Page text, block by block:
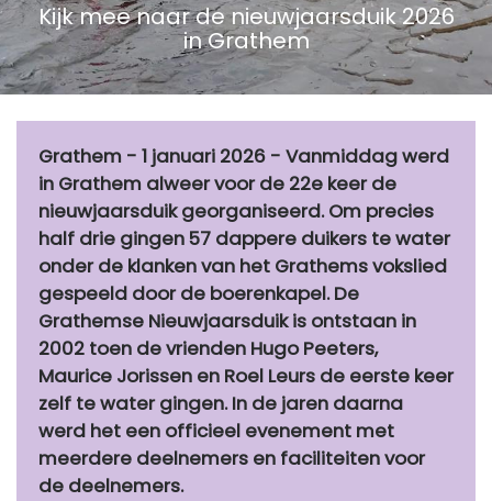
Kijk mee naar de nieuwjaarsduik 2026
in Grathem
Grathem - 1 januari 2026 - Vanmiddag werd
in Grathem alweer voor de 22e keer de
nieuwjaarsduik georganiseerd. Om precies
half drie gingen 57 dappere duikers te water
onder de klanken van het Grathems vokslied
gespeeld door de boerenkapel. De
Grathemse Nieuwjaarsduik is ontstaan in
2002 toen de vrienden Hugo Peeters,
Maurice Jorissen en Roel Leurs de eerste keer
zelf te water gingen. In de jaren daarna
werd het een officieel evenement met
meerdere deelnemers en faciliteiten voor
de deelnemers.